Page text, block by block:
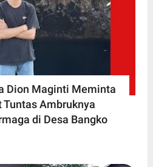
Dion Maginti Meminta
Ambruknya
di Desa Bangko